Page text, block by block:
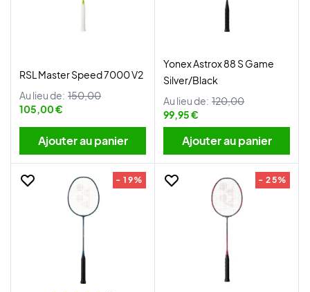
RSL Master Speed 7000 V2
Au lieu de: 150,00
105,00 €
Ajouter au panier
Yonex Astrox 88 S Game
Silver/Black
Au lieu de: 120,00
99,95 €
Ajouter au panier
- 19% - 25%